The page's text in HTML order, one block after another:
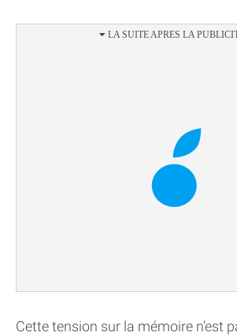
Cette tension sur la mémoire n’est